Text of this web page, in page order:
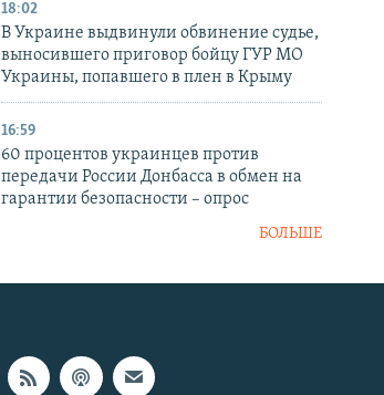
18:02
В Украине выдвинули обвинение судье,
выносившего приговор бойцу ГУР МО
Украины, попавшего в плен в Крыму
16:59
60 процентов украинцев против
передачи России Донбасса в обмен на
гарантии безопасности – опрос
БОЛЬШЕ